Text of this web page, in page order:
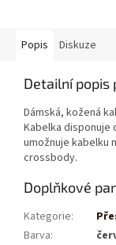
Popis Diskuze
Detailní popis
Dámská, kožená
Kabelka
umožnuje kabelku
crossbody.
Doplňkové
Kategorie:
Barva: